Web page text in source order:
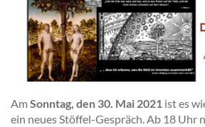
Am Sonntag, den 30. Mai 2021 ist es
ein neues Stöffel-Gespräch. Ab 18 Uhr